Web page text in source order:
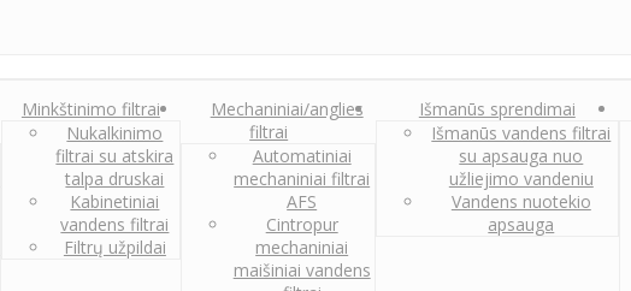
Minkštinimo filtrai
Nukalkinimo
filtrai su atskira
talpa druskai
Kabinetiniai
vandens filtrai
Filtrų užpildai
Mechaniniai/anglies
filtrai
Automatiniai
mechaniniai filtrai
AFS
Cintropur
mechaniniai
maišiniai vandens
Išmanūs sprendimai
Išmanūs vandens filtrai
su apsauga nuo
užliejimo vandeniu
Vandens nuotekio
apsauga